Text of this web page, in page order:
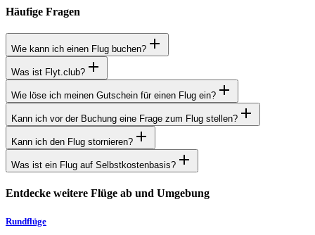
Häufige Fragen
Wie kann ich einen Flug buchen?
Was ist Flyt.club?
Wie löse ich meinen Gutschein für einen Flug ein?
Kann ich vor der Buchung eine Frage zum Flug stellen?
Kann ich den Flug stornieren?
Was ist ein Flug auf Selbstkostenbasis?
Entdecke weitere Flüge ab und Umgebung
Rundflüge